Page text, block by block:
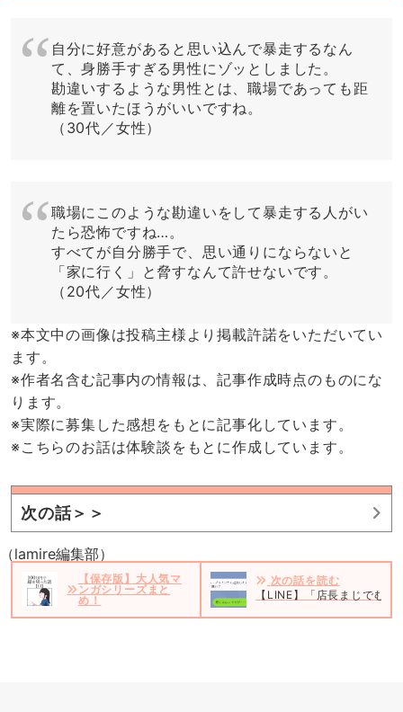
自分に好意があると思い込んで暴走するなん
て、身勝手すぎる男性にゾッとしました。
勘違いするような男性とは、職場であっても距
離を置いたほうがいいですね。
（30代／女性）
職場にこのような勘違いをして暴走する人がい
たら恐怖ですね…。
すべてが自分勝手で、思い通りにならないと
「家に行く」と脅すなんて許せないです。
（20代／女性）
※本文中の画像は投稿主様より掲載許諾をいただいてい
ます。
※作者名含む記事内の情報は、記事作成時点のものにな
ります。
※実際に募集した感想をもとに記事化しています。
※こちらのお話は体験談をもとに作成しています。
次の話＞＞
（lamire編集部）
【保存版】大人気マ
ンガシリーズまと
め！
次の話を読む
【LINE】「店長まじでむ